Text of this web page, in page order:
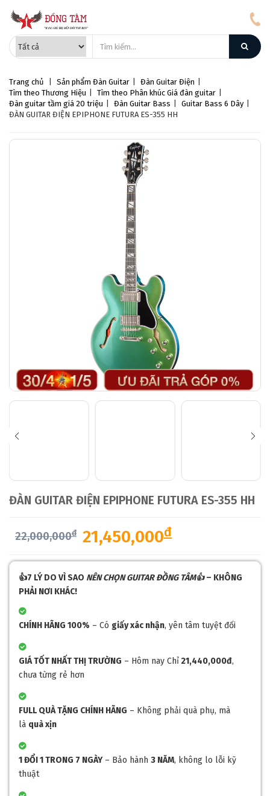
Trang chủ Sản phẩm Đàn Guitar Đàn Guitar Điện
Tìm theo Thương Hiệu
Tìm theo Phân khúc Giá đàn guitar
Đàn guitar tầm giá 20 triệu
Đàn Guitar Bass Guitar Bass 6 Dây
ĐÀN GUITAR ĐIỆN EPIPHONE FUTURA ES-355 HH
ĐÀN GUITAR ĐIỆN EPIPHONE FUTURA ES-355 HH
22,000,000đ 21,450,000đ
👍7 LÝ DO VÌ SAO NÊN CHỌN GUITAR ĐỒNG TÂM👍– KHÔNG
PHẢI NƠI KHÁC!
CHÍNH HÃNG 100% – Có giấy xác nhận, yên tâm tuyệt đối
GIÁ TỐT NHẤT THỊ TRƯỜNG – Hôm nay Chỉ 21,440,000đ,
chưa từng rẻ hơn
FULL QUÀ TẶNG CHÍNH HÃNG – Không phải quà phụ, mà
là quà xịn
1 ĐỔI 1 TRONG 7 NGÀY– Bảo hành 3 NĂM, không lo lỗi kỹ
thuật